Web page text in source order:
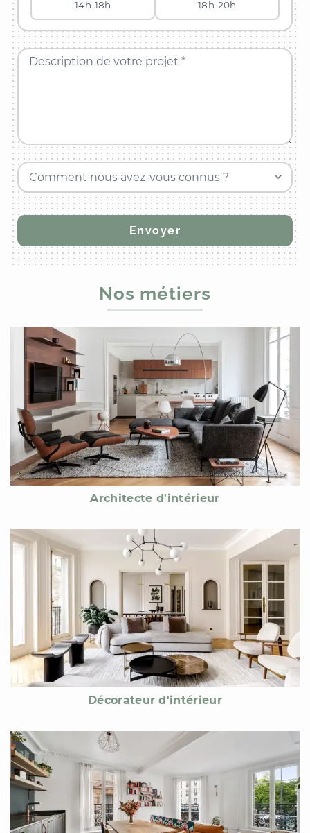
14h-18h 18h-20h
Description de votre projet *
Comment nous avez-vous connus ?
Nos métiers
Architecte d'intérieur
Décorateur d'intérieur